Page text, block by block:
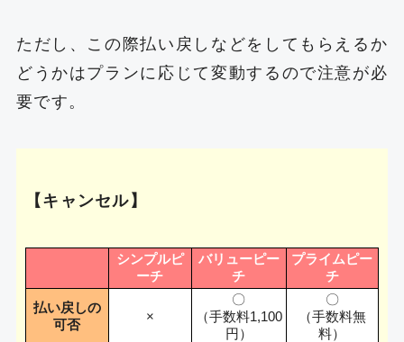
ただし、この際払い戻しなどをしてもらえるか
どうかはプランに応じて変動するので注意が必
要です。
【キャンセル】
シンプルピ
ーチ
バリューピー
チ
プライムピー
チ
払い戻しの
可否
×
〇
（手数料1,100
円）
〇
（手数料無
料）